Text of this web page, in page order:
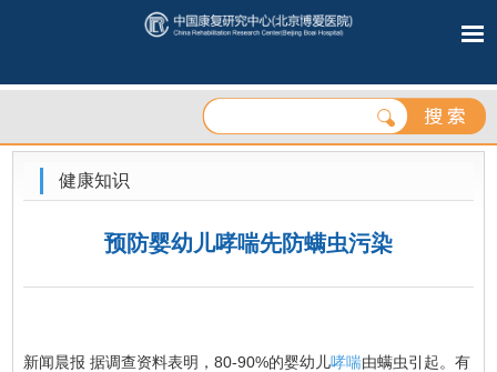
健康知识
预防婴幼儿哮喘先防螨虫污染
新闻晨报 据调查资料表明，80-90%的婴幼儿哮喘由螨虫引起。有